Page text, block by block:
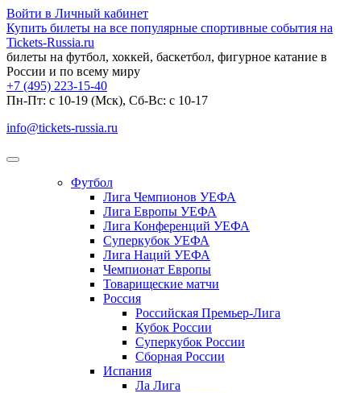
Войти в Личный кабинет
Купить билеты на все популярные спортивные события на
Tickets-Russia.ru
билеты на футбол, хоккей, баскетбол, фигурное катание в
России и по всему миру
+7 (495) 223-15-40
Пн-Пт: c 10-19 (Мск), Сб-Вс: с 10-17
info@tickets-russia.ru
Футбол
Лига Чемпионов УЕФА
Лига Европы УЕФА
Лига Конференций УЕФА
Суперкубок УЕФА
Лига Наций УЕФА
Чемпионат Европы
Товарищеские матчи
Россия
Российская Премьер-Лига
Кубок России
Суперкубок России
Сборная России
Испания
Ла Лига